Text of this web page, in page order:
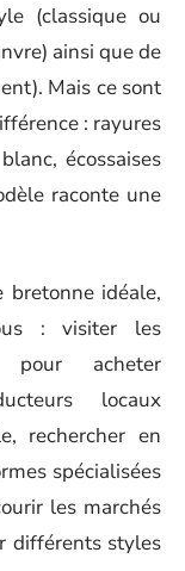
(classique ou
ainsi que de
Mais ce sont
: rayures
écossaises
raconte une
bretonne idéale,
: visiter les
pour acheter
locaux
rechercher en
spécialisées
les marchés
différents styles